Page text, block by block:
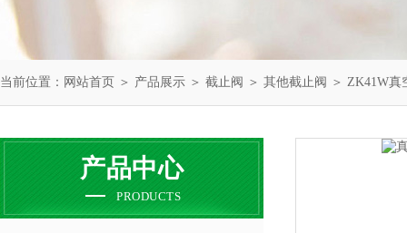
当前位置： 网站首页 ＞ 产品展示 ＞ 截止阀 ＞ 其他截止阀 ＞ ZK41W
产品中心
PRODUCTS